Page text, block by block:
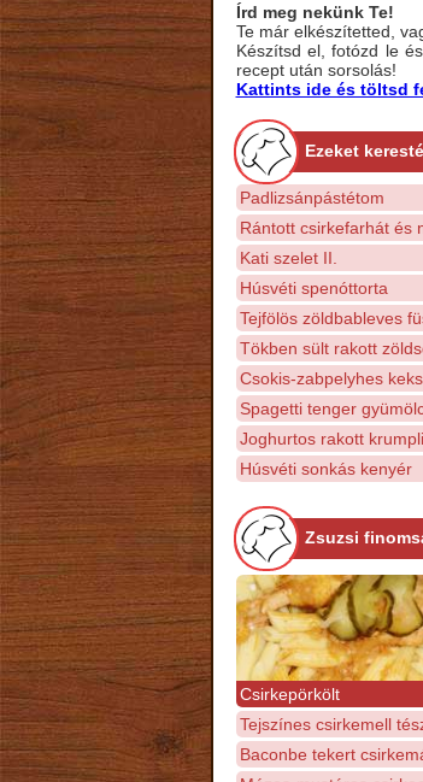
Írd meg nekünk Te!
Te már elkészítetted,
Készítsd el, fotózd le
recept után sorsolás!
Kattints ide és töltsd
Ezeket
Padlizsánpástétom
Rántott csirkefarhát és
Kati szelet II.
Húsvéti spenóttorta
Tejfölös zöldbableves
Tökben sült rakott
Csokis-zabpelyhes
Spagetti tenger
Joghurtos rakott krumpli
Húsvéti sonkás kenyér
Zsuzsi
Csirkepörkölt
Tejszínes csirkemell
Baconbe tekert